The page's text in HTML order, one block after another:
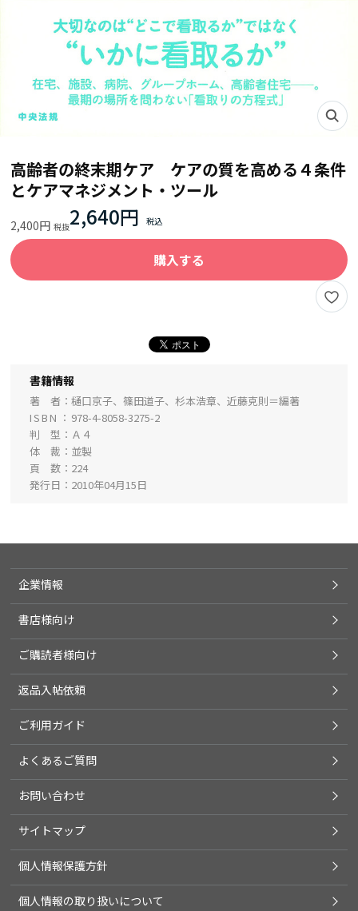
高齢者の終末期ケア ケアの質を高める４条件
とケアマネジメント・ツール
2,400円 2,640円
購入する
書籍情報
著 者
樋口京子、篠田道子、杉本浩章、近藤克則＝編著
ISBN
978-4-8058-3275-2
判 型
Ａ４
体 裁
並製
頁 数
224
発行日
2010年04月15日
企業情報
書店様向け
ご購読者様向け
返品入帖依頼
ご利用ガイド
よくあるご質問
お問い合わせ
サイトマップ
個人情報保護方針
個人情報の取り扱いについて